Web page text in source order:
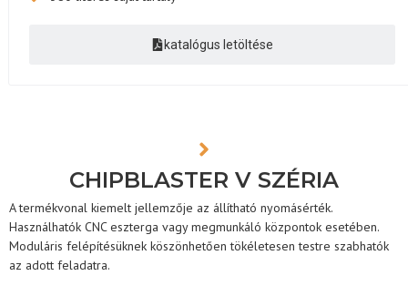
katalógus letöltése
CHIPBLASTER V SZÉRIA
A termékvonal kiemelt jellemzője az állítható nyomásérték.
Használhatók CNC eszterga vagy megmunkáló központok esetében.
Moduláris felépítésüknek köszönhetően tökéletesen testre szabhatók
az adott feladatra.